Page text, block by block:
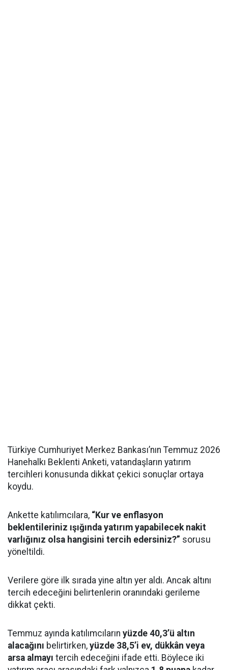
Türkiye Cumhuriyet Merkez Bankası’nın Temmuz 2026
Hanehalkı Beklenti Anketi, vatandaşların yatırım
tercihleri konusunda dikkat çekici sonuçlar ortaya
koydu.
Ankette katılımcılara, “Kur ve enflasyon
beklentileriniz ışığında yatırım yapabilecek nakit
varlığınız olsa hangisini tercih edersiniz?” sorusu
yöneltildi.
Verilere göre ilk sırada yine altın yer aldı. Ancak altını
tercih edeceğini belirtenlerin oranındaki gerileme
dikkat çekti.
Temmuz ayında katılımcıların yüzde 40,3’ü altın
alacağını belirtirken, yüzde 38,5’i ev, dükkân veya
arsa almayı tercih edeceğini ifade etti. Böylece iki